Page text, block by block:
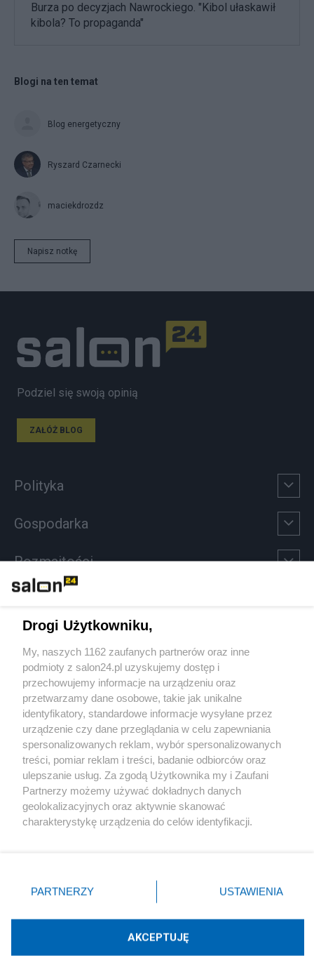
Burza po decyzjach Nawrockiego. "Kibol ułaskawił
kibola? To propaganda"
Blogi na ten temat
Blog energetyczny
Ryszard Czarnecki
maciekdrozdz
Napisz notkę
Podziel się swoją opinią
ZAŁÓŻ BLOG
Polityka
Gospodarka
Rozmaitości
Sport
Społeczeństwo
Kultura
X Facebook Instagram Youtube
Technologię dostarcza:W3media.pl
Drogi Użytkowniku,
My, naszych 1162 zaufanych partnerów oraz inne
podmioty z salon24.pl uzyskujemy dostęp i
przechowujemy informacje na urządzeniu oraz
przetwarzamy dane osobowe, takie jak unikalne
identyfikatory, standardowe informacje wysyłane przez
urządzenie czy dane przeglądania w celu zapewniania
spersonalizowanych reklam, wybór spersonalizowanych
treści, pomiar reklam i treści, badanie odbiorców oraz
ulepszanie usług. Za zgodą Użytkownika my i Zaufani
Partnerzy możemy używać dokładnych danych
geolokalizacyjnych oraz aktywnie skanować
charakterystykę urządzenia do celów identyfikacji.
zmienić/wycofać klikając przycisk ustawień prywatności
znajdujący się w lewym dolnym rogu strony
rodzaje przetwarzania danych nie wymagają zgody
użytkownika, ale masz prawo sprzeciwić się takiemu
przetwarzaniu. Preferencje będą miały zastosowania tylko
PARTNERZY USTAWIENIA
AKCEPTUJĘ